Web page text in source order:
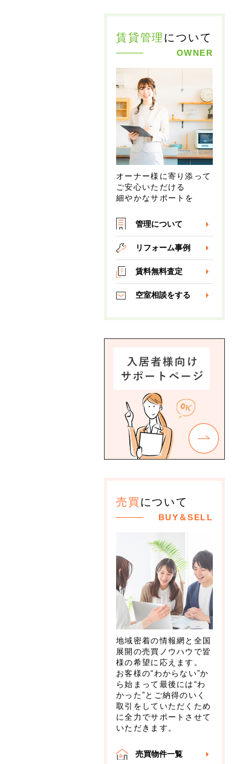
賃貸管理 について
OWNER
オーナー様に寄り添って
ご安心いただける
細やかなサポートを
管理について
リフォーム事例
賃料無料査定
空室相談をする
売買 について
BUY＆SELL
地域密着の情報網と全国
展開の売買ノウハウで皆
様の希望に応えます。
お客様の“わからない”か
ら始まって最後には“わ
かった”とご納得のいく
取引をしていただくため
に全力でサポートさせて
いただきます。
売買物件一覧